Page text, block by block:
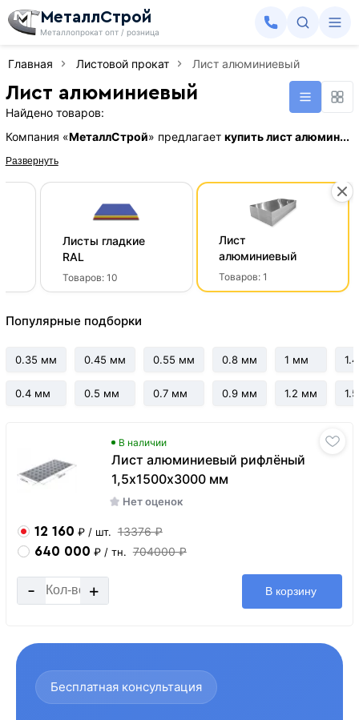
МеталлСтрой
Металлопрокат опт / розница
Главная Листовой прокат Лист алюминиевый
Лист алюминиевый
Найдено товаров:
Компания «МеталлСтрой» предлагает купить лист алюмин...
Развернуть
Листы гладкие
RAL
Товаров:10
Лист
алюминиевый
Товаров:1
Популярные подборки
0.35 мм
0.4 мм
0.45 мм
0.5 мм
0.55 мм
0.7 мм
0.8 мм
0.9 мм
1 мм
1.2 мм
В наличии
Лист алюминиевый рифлёный
1,5х1500х3000 мм
Нет оценок
12 160 ₽ / шт. 13376 ₽
640 000 ₽ / тн. 704000 ₽
- + В корзину
Бесплатная консультация